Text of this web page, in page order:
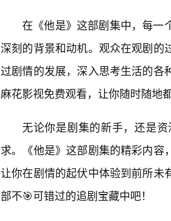
在《他是》这部剧集中，每一
深刻的背景和动机。观众在观剧的
过剧情的发展，深入思考生活的各
麻花影视免费观看，让你随时随地
无论你是剧集的新手，还是
求。《他是》这部剧集的精彩内容
让你在剧情的起伏中体验到前所未
部不🎯可错过的追剧宝藏中吧！